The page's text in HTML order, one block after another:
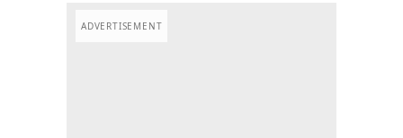
ADVERTISEMENT